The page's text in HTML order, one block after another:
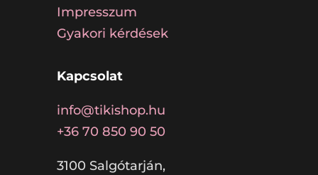
Impresszum
Gyakori kérdések
Kapcsolat
info@tikishop.hu
+36 70 850 90 50
3100 Salgótarján,